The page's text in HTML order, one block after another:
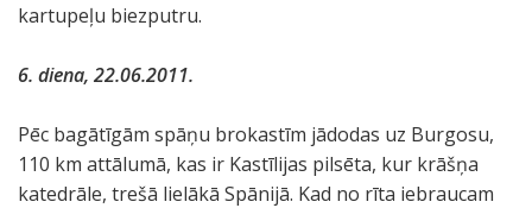
kartupeļu biezputru.
6. diena, 22.06.2011.
Pēc bagātīgām spāņu brokastīm jādodas uz Burgosu,
110 km attālumā, kas ir Kastīlijas pilsēta, kur krāšņa
katedrāle, trešā lielākā Spānijā. Kad no rīta iebraucam